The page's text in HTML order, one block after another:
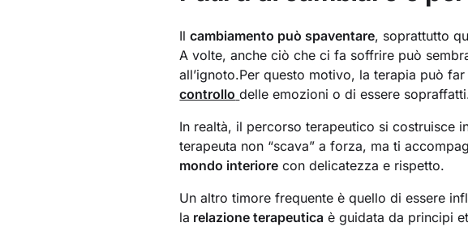
Ilcambiamento può spaventare, soprattutto
A volte, anche ciò che ci fa soffrire può
all’ignoto.Per questo motivo, la terapia può
controllo delle emozioni o di essere
In realtà, il percorso terapeutico si costruisce
terapeuta non “scava” a forza, ma ti
mondo interiore con delicatezza e rispetto.
Un altro timore frequente è quello di essere
la relazione terapeutica è guidata da principi